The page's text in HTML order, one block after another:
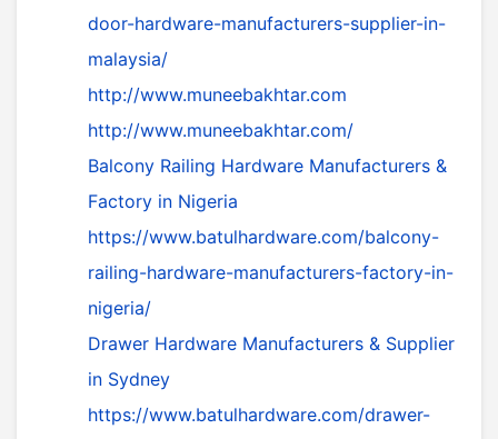
door-hardware-manufacturers-supplier-in-
malaysia/
http://www.muneebakhtar.com
http://www.muneebakhtar.com/
Balcony Railing Hardware Manufacturers &
Factory in Nigeria
https://www.batulhardware.com/balcony-
railing-hardware-manufacturers-factory-in-
nigeria/
Drawer Hardware Manufacturers & Supplier
in Sydney
https://www.batulhardware.com/drawer-